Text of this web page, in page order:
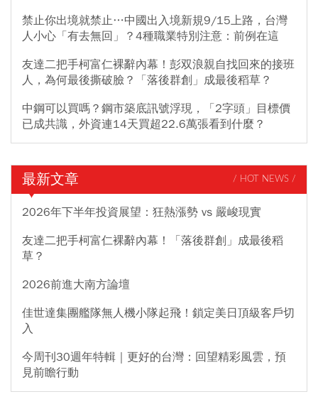
禁止你出境就禁止…中國出入境新規9/15上路，台灣
人小心「有去無回」？4種職業特別注意：前例在這
友達二把手柯富仁裸辭內幕！彭双浪親自找回來的接班
人，為何最後撕破臉？「落後群創」成最後稻草？
中鋼可以買嗎？鋼市築底訊號浮現，「2字頭」目標價
已成共識，外資連14天買超22.6萬張看到什麼？
最新文章 / HOT NEWS /
2026年下半年投資展望：狂熱漲勢 vs 嚴峻現實
友達二把手柯富仁裸辭內幕！「落後群創」成最後稻
草？
2026前進大南方論壇
佳世達集團艦隊無人機小隊起飛！鎖定美日頂級客戶切
入
今周刊30週年特輯｜更好的台灣：回望精彩風雲，預
見前瞻行動